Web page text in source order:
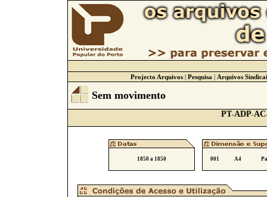
Projecto Arquivos| Pesquisa | Arquivos
Sem movimento
PT-ADP-AC
1850 a 1850 001 A4